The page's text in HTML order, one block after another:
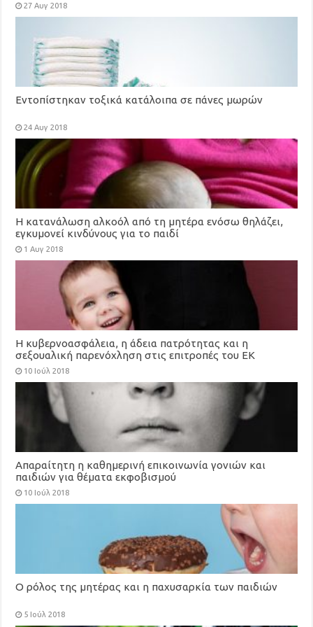
27 Αυγ 2018
Εντοπίστηκαν τοξικά κατάλοιπα σε πάνες μωρών
24 Αυγ 2018
Η κατανάλωση αλκοόλ από τη μητέρα ενόσω θηλάζει,
εγκυμονεί κινδύνους για το παιδί
1 Αυγ 2018
Η κυβερνοασφάλεια, η άδεια πατρότητας και η
σεξουαλική παρενόχληση στις επιτροπές του ΕΚ
10 Ιούλ 2018
Απαραίτητη η καθημερινή επικοινωνία γονιών και
παιδιών για θέματα εκφοβισμού
10 Ιούλ 2018
Ο ρόλος της μητέρας και η παχυσαρκία των παιδιών
5 Ιούλ 2018